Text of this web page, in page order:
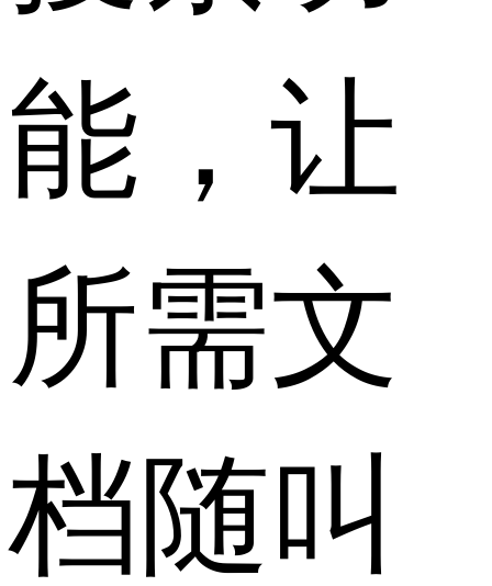
能，让
所需文
档随叫